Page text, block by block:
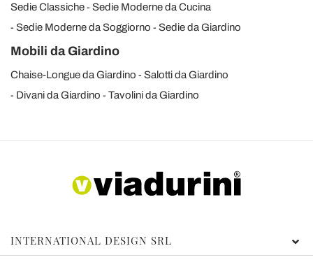
Sedie Classiche
Sedie Moderne da Cucina
Sedie Moderne da Soggiorno
Sedie da Giardino
Mobili da Giardino
Chaise-Longue da Giardino
Salotti da Giardino
Divani da Giardino
Tavolini da Giardino
INTERNATIONAL DESIGN SRL